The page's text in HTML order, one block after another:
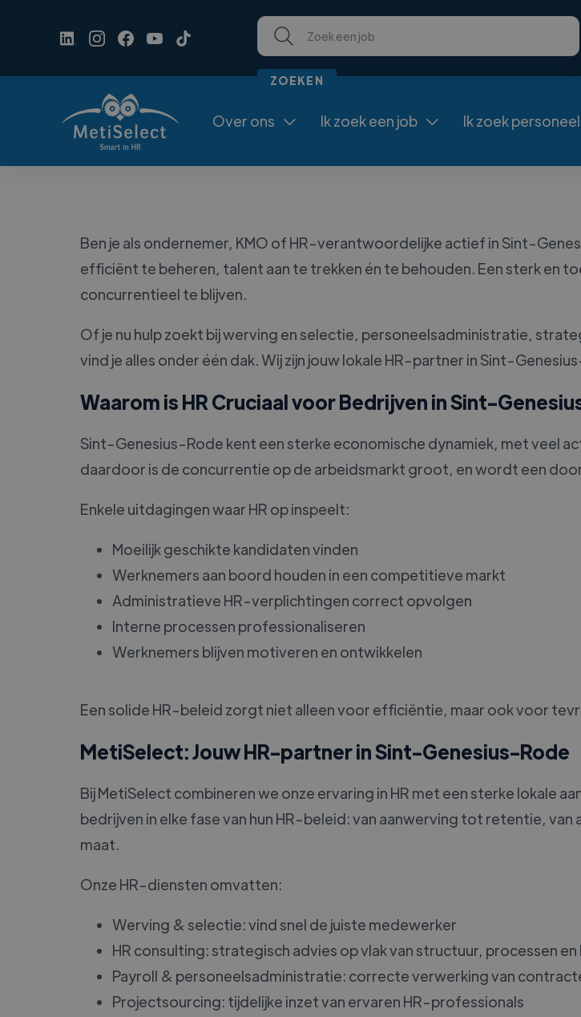
Over ons  Ik zoek een job  Ik zoek personeel
Ben je als ondernemer, KMO of HR-verantwoordelijke actief in Sint-
efficiënt te beheren, talent aan te trekken én te behouden. Een sterk en
concurrentieel te blijven.
Of je nu hulp zoekt bij werving en selectie, personeelsadministratie,
vind je alles onder één dak. Wij zijn jouw lokale HR-partner in Sint-
Waarom is HR Cruciaal voor Bedrijven in Sint-
Sint-Genesius-Rode kent een sterke economische dynamiek, met veel
daardoor is de concurrentie op de arbeidsmarkt groot, en wordt een
Enkele uitdagingen waar HR op inspeelt:
Moeilijk geschikte kandidaten vinden
Werknemers aan boord houden in een competitieve markt
Administratieve HR-verplichtingen correct opvolgen
Interne processen professionaliseren
Werknemers blijven motiveren en ontwikkelen
Een solide HR-beleid zorgt niet alleen voor efficiëntie, maar ook voor
MetiSelect: Jouw HR-partner in Sint-Genesius-Rode
Bij MetiSelect combineren we onze ervaring in HR met een sterke lokale
bedrijven in elke fase van hun HR-beleid: van aanwerving tot retentie,
maat.
Onze HR-diensten omvatten:
Werving & selectie: vind snel de juiste medewerker
HR consulting: strategisch advies op vlak van structuur, processen en
Payroll & personeelsadministratie: correcte verwerking van
Projectsourcing: tijdelijke inzet van ervaren HR-professionals